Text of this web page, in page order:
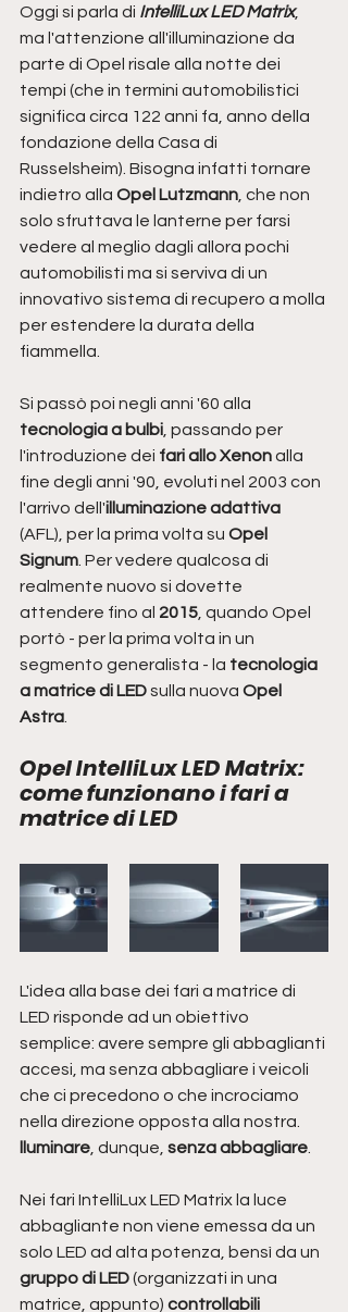
Oggi si parla di IntelliLux LED Matrix,
ma l'attenzione all'illuminazione da
parte di Opel risale alla notte dei
tempi (che in termini automobilistici
significa circa 122 anni fa, anno della
fondazione della Casa di
Russelsheim). Bisogna infatti tornare
indietro alla Opel Lutzmann , che non
solo sfruttava le lanterne per farsi
vedere al meglio dagli allora pochi
automobilisti ma si serviva di un
innovativo sistema di recupero a molla
per estendere la durata della
fiammella.
Si passò poi negli anni '60 alla
tecnologia a bulbi , passando per
l'introduzione dei fari allo Xenon alla
fine degli anni '90, evoluti nel 2003 con
l'arrivo dell'illuminazione adattiva
(AFL), per la prima volta su Opel
Signum . Per vedere qualcosa di
realmente nuovo si dovette
attendere fino al 2015 , quando Opel
portò - per la prima volta in un
segmento generalista - la tecnologia
a matrice di LED sulla nuova Opel
Astra
Opel IntelliLux LED Matrix:
come funzionano i fari a
matrice di LED
L'idea alla base dei fari a matrice di
LED risponde ad un obiettivo
semplice: avere sempre gli abbaglianti
accesi, ma senza abbagliare i veicoli
che ci precedono o che incrociamo
nella direzione opposta alla nostra.
lluminare , dunque, senza abbagliare
Nei fari IntelliLux LED Matrix la luce
abbagliante non viene emessa da un
solo LED ad alta potenza, bensì da un
gruppo di LED (organizzati in una
matrice, appunto) controllabili